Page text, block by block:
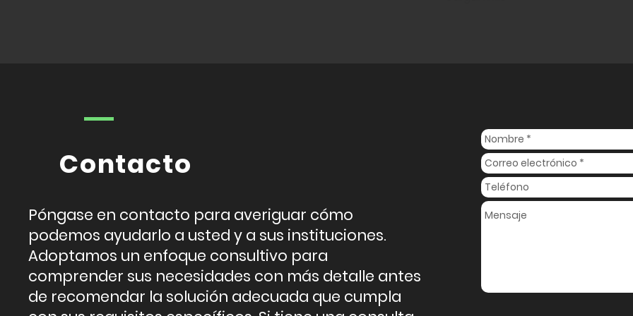
Contacto
Póngase en contacto para averiguar cómo
podemos ayudarlo a usted y a sus instituciones.
Adoptamos un enfoque consultivo para
comprender sus necesidades con más detalle antes
de recomendar la solución adecuada que cumpla